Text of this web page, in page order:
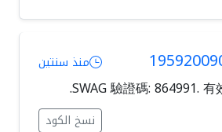
منذ سنتين
SWAG 驗證碼: 864991.
نسخ الكود